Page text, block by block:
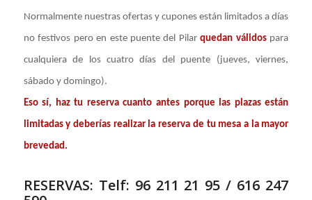
Normalmente nuestras ofertas y cupones están limitados a días
no festivos pero en este puente del Pilarquedan válidospara
cualquiera de los cuatro días del puente (jueves, viernes,
sábado y domingo).
Eso sí, haz tu reserva cuanto antes porque las plazas están
limitadas y deberías realizar la reserva de tu mesa a la mayor
brevedad.
RESERVAS: Telf: 96 211 21 95 / 616 247